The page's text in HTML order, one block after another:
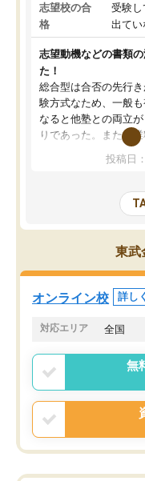
志望校の合
格
受験
出てい
志望動機などの書類
た！
総合型は合否の先行
験方式なため、一般
なると他塾との両立
りであった。また授
総合型の多くの塾は
大学生の目だけでな
も目を通して頂ける
意見を聞くことがで
を推敲することが可
どの人も優しく、親
るのでやる気も出て
す！！
投稿日
東武
オンライン校 詳し
対応エリア 全国
無